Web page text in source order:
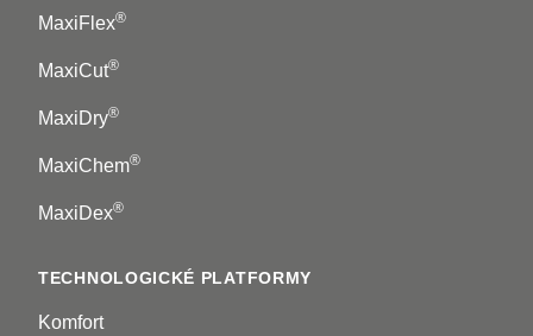
MaxiFlex®
MaxiCut®
MaxiDry®
MaxiChem®
MaxiDex®
TECHNOLOGICKÉ PLATFORMY
Komfort